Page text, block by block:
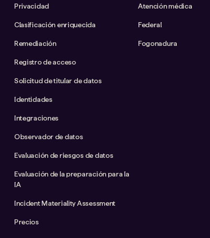
Privacidad
Clasificación enriquecida
Remediación
Registro de acceso
Solicitud de titular de datos
Identidades
Integraciones
Observador de datos
Evaluación de riesgos de datos
Evaluación de la preparación para la
IA
Incident Materiality Assessment
Precios
Atención médica
Federal
Fogonadura